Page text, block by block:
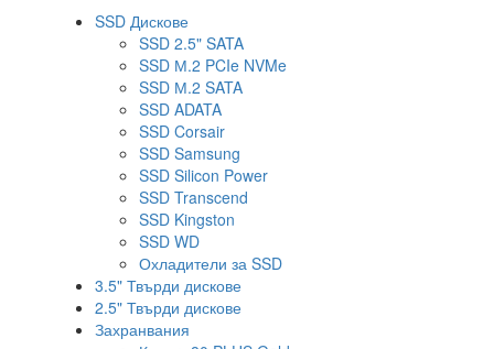
SSD Дискове
SSD 2.5" SATA
SSD М.2 PCIe NVMe
SSD М.2 SATA
SSD ADATA
SSD Corsair
SSD Samsung
SSD Silicon Power
SSD Transcend
SSD Kingston
SSD WD
Охладители за SSD
3.5" Твърди дискове
2.5" Твърди дискове
Захранвания